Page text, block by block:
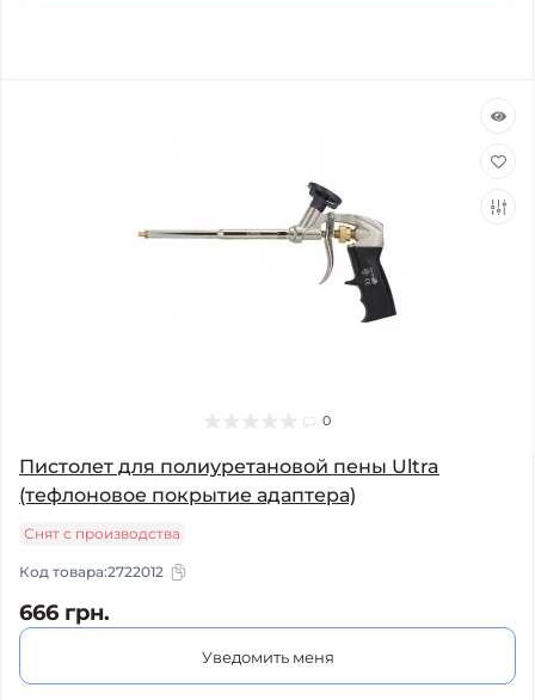
0
Пистолет для полиуретановой пены Ultra
(тефлоновое покрытие адаптера)
Снят с производства
Код товара:2722012
666 грн.
Уведомить меня